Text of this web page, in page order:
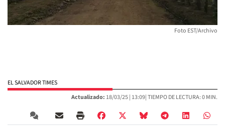
Foto EST/Archivo
EL SALVADOR TIMES
Actualizado: 18/03/25 | 13:09| TIEMPO DE LECTURA: 0 MIN.